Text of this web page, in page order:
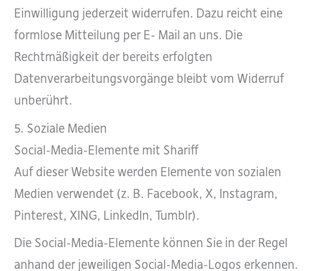
Einwilligung jederzeit widerrufen. Dazu reicht eine
formlose Mitteilung per E- Mail an uns. Die
Rechtmäßigkeit der bereits erfolgten
Datenverarbeitungsvorgänge bleibt vom Widerruf
unberührt.
5. Soziale Medien
Social-Media-Elemente mit Shariff
Auf dieser Website werden Elemente von sozialen
Medien verwendet (z. B. Facebook, X, Instagram,
Pinterest, XING, LinkedIn, Tumblr).
Die Social-Media-Elemente können Sie in der Regel
anhand der jeweiligen Social-Media-Logos erkennen.